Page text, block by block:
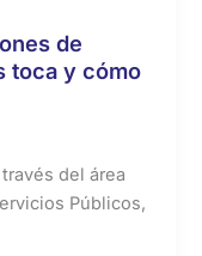
de
toca y cómo
del área
Públicos,